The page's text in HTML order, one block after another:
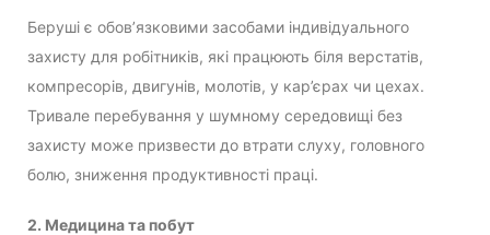
Беруші є обов’язковими засобами індивідуального
захисту для робітників, які працюють біля верстатів,
компресорів, двигунів, молотів, у кар’єрах чи цехах.
Тривале перебування у шумному середовищі без
захисту може призвести до втрати слуху, головного
болю, зниження продуктивності праці.
2. Медицина та побут